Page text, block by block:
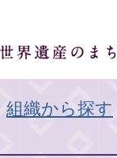
組織から探す